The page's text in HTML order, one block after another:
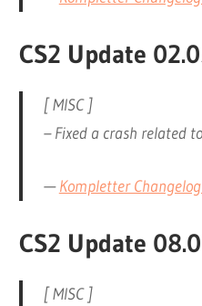
CS2 Update
[ MISC ]
– Fixed a crash related
—Kompletter
CS2 Update
[ MISC ]